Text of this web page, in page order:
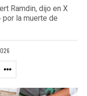
Ramdin, dijo en X
la muerte de